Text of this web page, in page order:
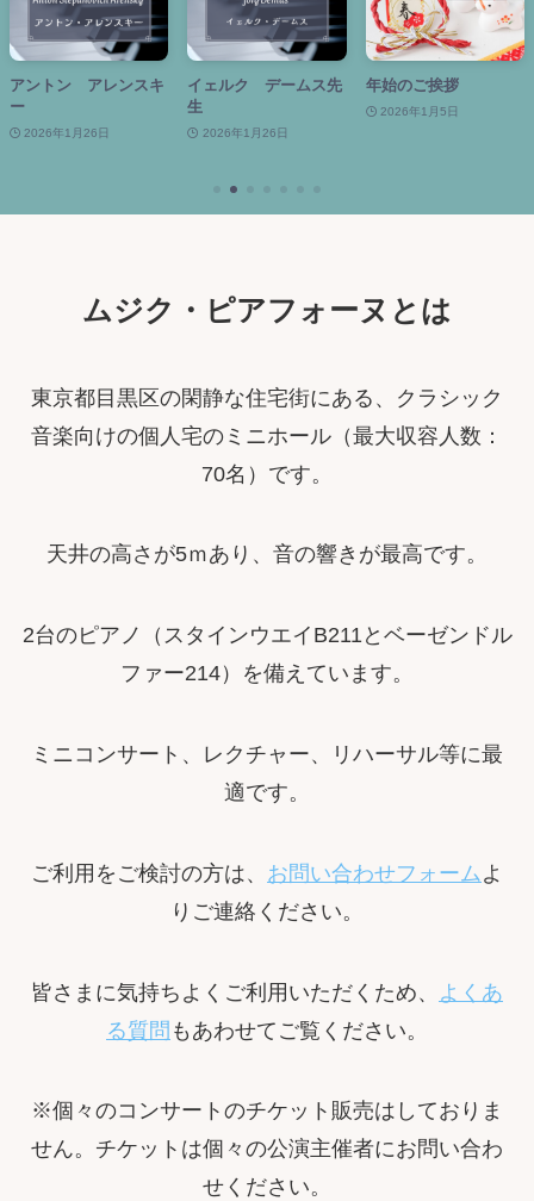
キ
イェルク デームス先
2026年1月26日
年始のご挨拶
セルゲイ ボルト
ビッチ
ムジク・ピアフォーヌとは
東京都目黒区の閑静な住宅街にある、クラシック
音楽向けの個人宅のミニホール（最大収容人数：
70名）です。
天井の高さが5ｍあり、音の響きが最高です。
2台のピアノ（スタインウエイB211とベーゼンドル
ファー214）を備えています。
ミニコンサート、レクチャー、リハーサル等に最
適です。
ご利用をご検討の方は、 お問い合わせフォーム よ
りご連絡ください。
皆さまに気持ちよくご利用いただくため、 よくあ
る質問 もあわせてご覧ください。
※個々のコンサートのチケット販売はしておりま
せん。チケットは個々の公演主催者にお問い合わ
せください。